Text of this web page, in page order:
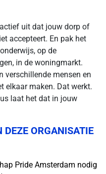
uit dat jouw dorp of
accepteert. En pak het
op de
in de woningmarkt.
verschillende mensen en
elkaar maken. Dat werkt.
laat het dat in jouw
DEZE ORGANISATIE
Pride Amsterdam nodig